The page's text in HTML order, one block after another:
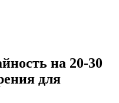
на 20-30
для